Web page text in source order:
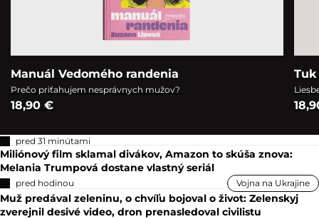
Manuál Vedomého randenia
Prečo priťahujem nesprávnych mužov?
18,90 €
pred 31 minútami
Miliónový film sklamal divákov, Amazon to skúša znova:
Melania Trumpová dostane vlastný seriál
pred hodinou Vojna na Ukrajine
Muž predával zeleninu, o chvíľu bojoval o život: Zelenskyj
zverejnil desivé video, dron prenasledoval civilistu